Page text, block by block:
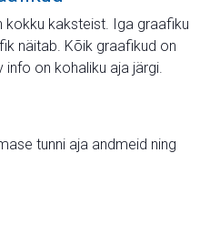
kokku kaksteist. Iga graafiku
näitab. Kõik graafikud on
on kohaliku aja järgi.
tunni aja andmeid ning